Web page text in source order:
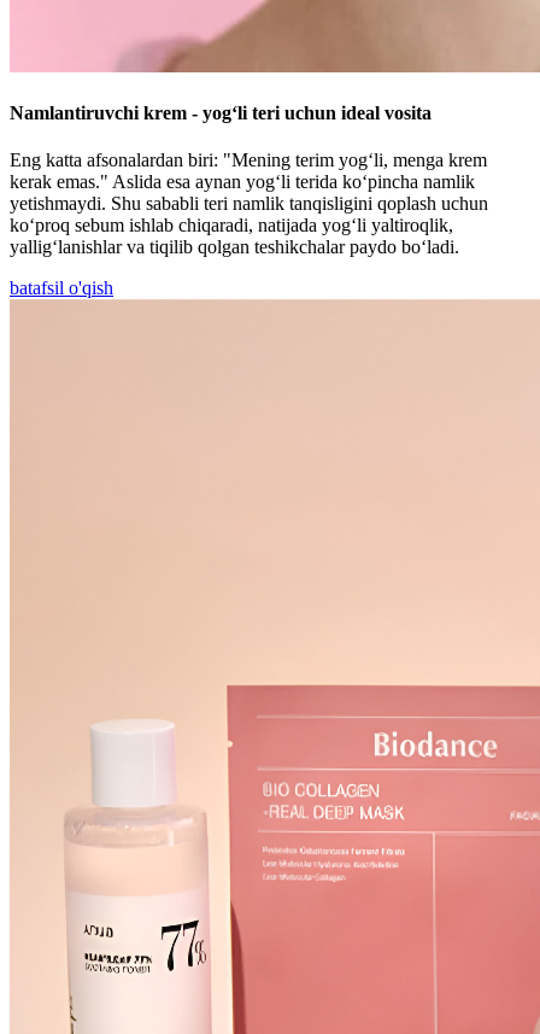
Namlantiruvchi krem - yog‘li teri uchun ideal vosita
Eng katta afsonalardan biri: "Mening terim yog‘li, menga krem
kerak emas." Aslida esa aynan yog‘li terida ko‘pincha namlik
yetishmaydi. Shu sababli teri namlik tanqisligini qoplash uchun
ko‘proq sebum ishlab chiqaradi, natijada yog‘li yaltiroqlik,
yallig‘lanishlar va tiqilib qolgan teshikchalar paydo bo‘ladi.
batafsil o'qish